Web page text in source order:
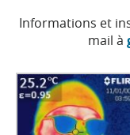
Informations et
mail à